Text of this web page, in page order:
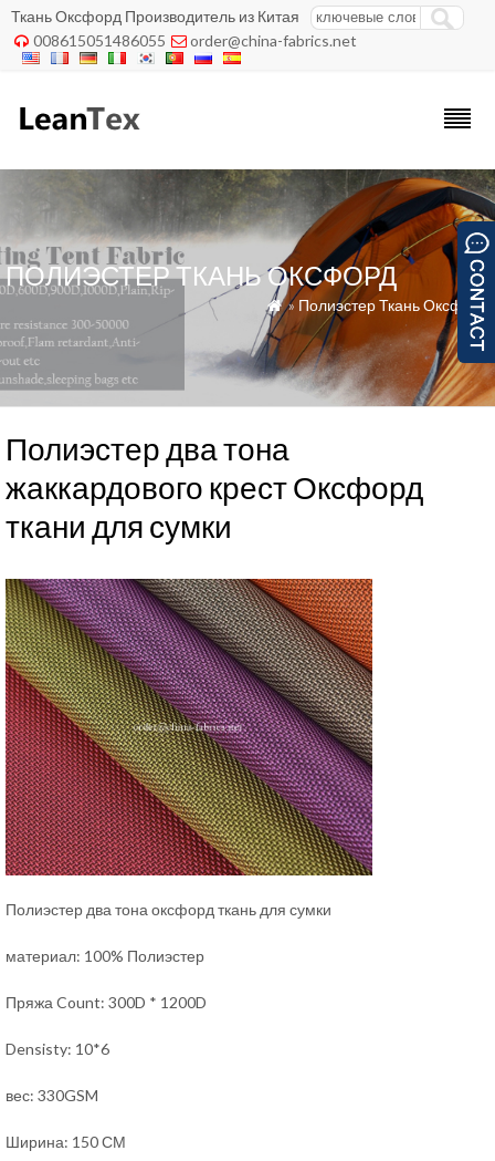
Ткань Оксфорд Производитель из Китая
 008615051486055  order@china-fabrics.net
ПОЛИЭСТЕР ТКАНЬ ОКСФОРД
 » Полиэстер Ткань Оксфорд
Полиэстер два тона
жаккардового крест Оксфорд
ткани для сумки
Полиэстер два тона оксфорд ткань для сумки
материал: 100% Полиэстер
Пряжа Count: 300D * 1200D
Densisty: 10*6
вес: 330GSM
Ширина: 150 СМ